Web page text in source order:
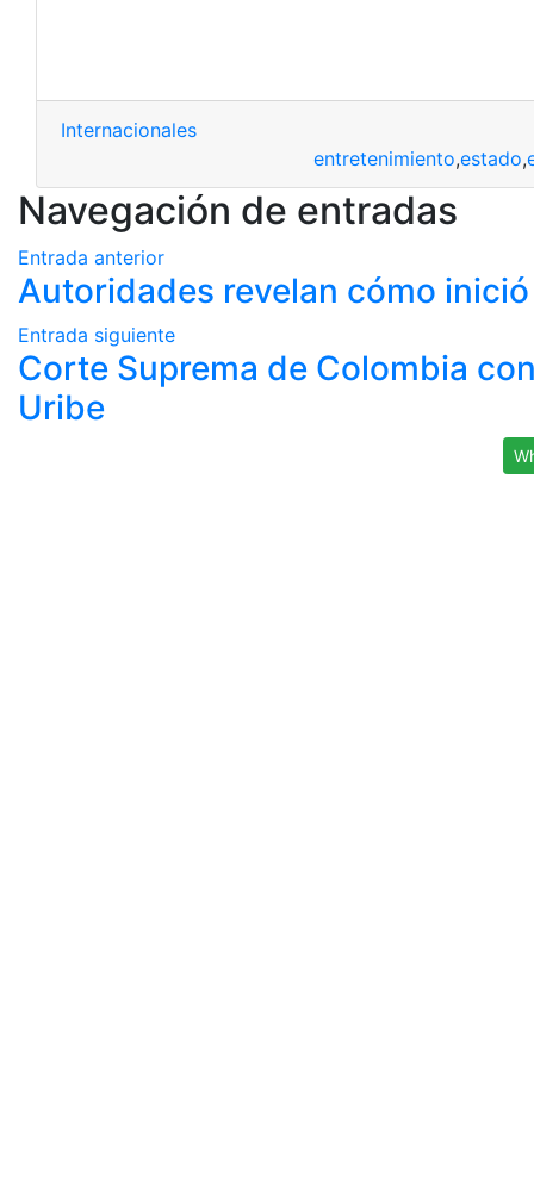
Internacionales
entretenimiento,estado,
Navegación de entradas
Entrada anterior
Autoridades revelan cómo
Entrada siguiente
Corte Suprema de Colombia
Uribe